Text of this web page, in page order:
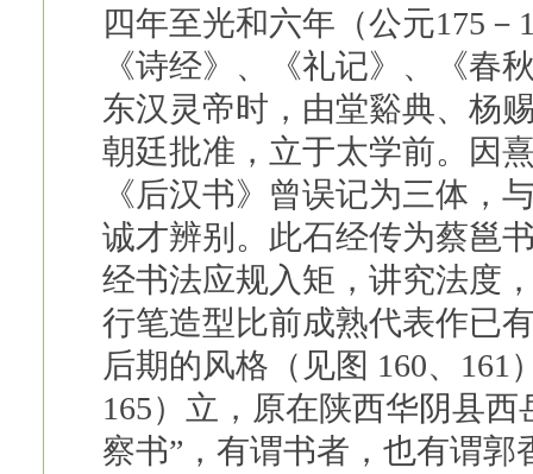
四年至光和六年（公元175
《诗经》、《礼记》、《春
东汉灵帝时，由堂谿典、杨
朝廷批准，立于太学前。因
《后汉书》曾误记为三体，
诚才辨别。此石经传为蔡邕
经书法应规入矩，讲究法度
行笔造型比前成熟代表作已
后期的风格（见图 160、
165）立，原在陕西华阴县
察书”，有谓书者，也有谓郭